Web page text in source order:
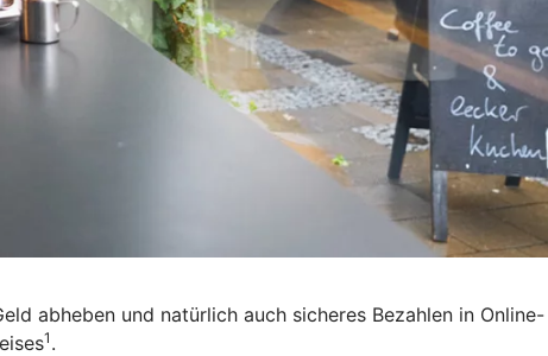
abheben und natürlich auch sicheres Bezahlen in Online-
1 .